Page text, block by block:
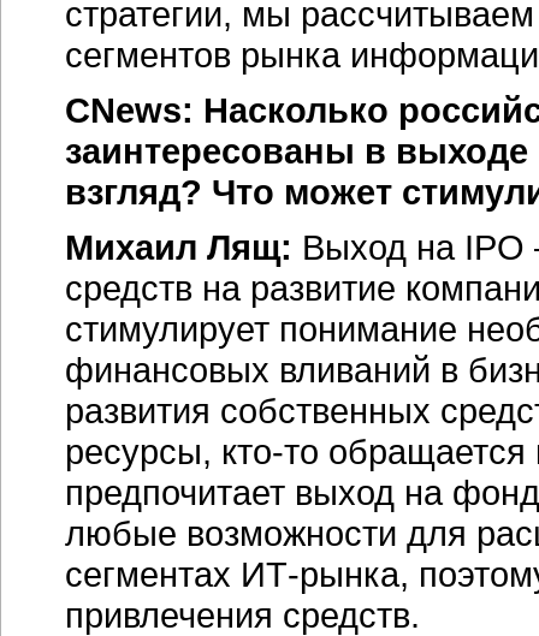
стратегии, мы
сегментов рынка
CNews: Насколько
заинтересованы в
взгляд? Что может
Михаил Лящ: Выход на IPO
средств на развитие
стимулирует понимание
финансовых вливаний в
развития собственных
ресурсы, кто-то
предпочитает выход на
любые возможности для
сегментах ИТ-рынка,
привлечения средств.